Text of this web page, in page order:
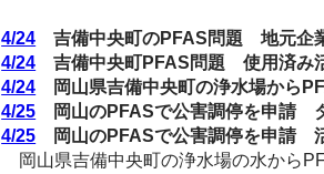
4/24 吉備中央町のPFAS問題 地元企
4/24 吉備中央町PFAS問題 使用済み活
4/24 岡山県吉備中央町の浄水場から
4/25 岡山のPFASで公害調停を申請
4/25 岡山のPFASで公害調停を申請
岡山県吉備中央町の浄水場の水から